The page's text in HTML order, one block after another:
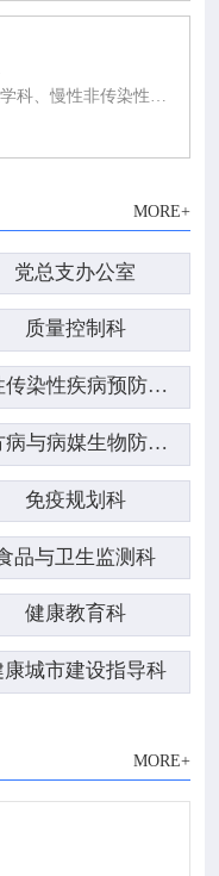
MORE+
党总支办公室
质量控制科
急性传染性疾病预防控制科
地方病与病媒生物防治科
免疫规划科
品与卫生监测科
健康教育科
康城市建设指导科
MORE+